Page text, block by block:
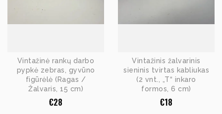
Vintažinė rankų darbo
pypkė zebras, gyvūno
figūrėlė (Ragas /
Žalvaris, 15 cm)
€28
Vintažinis žalvarinis
sieninis tvirtas kabliukas
(2 vnt., „T“ inkaro
formos, 6 cm)
€18